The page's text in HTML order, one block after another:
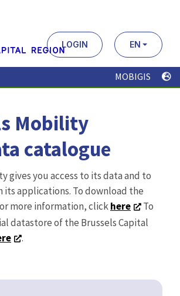
LOGIN EN
MOBIGIS
Mobility
catalogue
gives you access to its data and to
its applications. To download the
more information, clickhere
To
datastore of the Brussels Capital
.